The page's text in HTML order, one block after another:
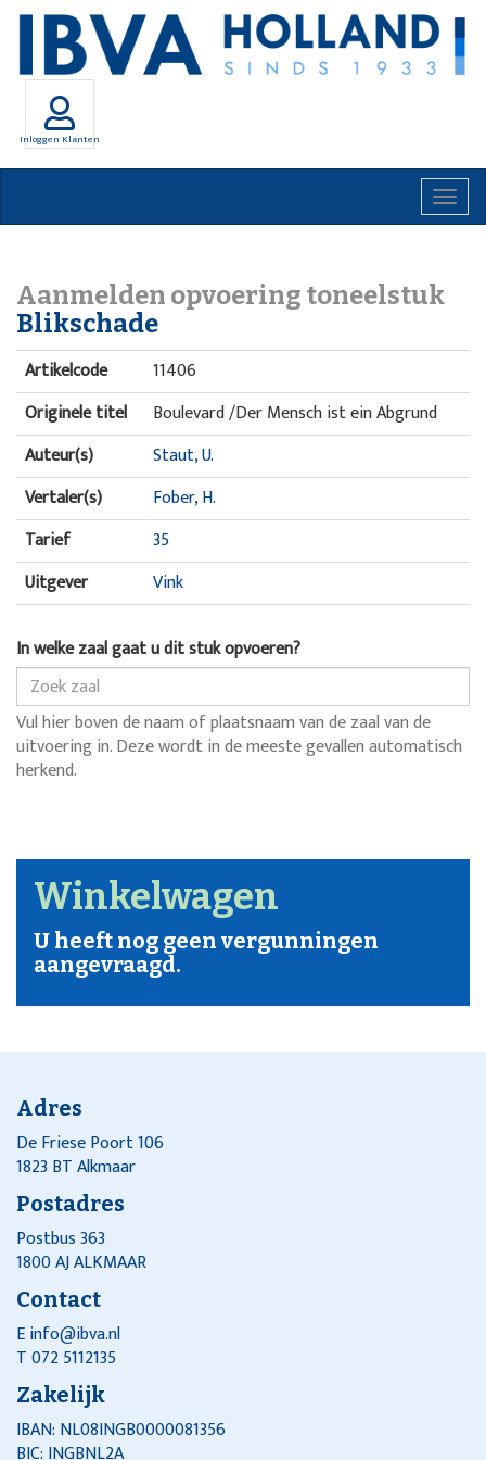
Inloggen Klanten
Aanmelden opvoering toneelstuk
Blikschade
Artikelcode
11406
Originele titel
Boulevard /Der Mensch ist ein Abgrund
Auteur(s)
Staut, U.
Vertaler(s)
Fober, H.
Tarief
35
Uitgever
Vink
In welke zaal gaat u dit stuk opvoeren?
Vul hier boven de naam of plaatsnaam van de zaal van de
uitvoering in. Deze wordt in de meeste gevallen automatisch
herkend.
Winkelwagen
U heeft nog geen vergunningen
aangevraagd.
Adres
De Friese Poort 106
1823 BT Alkmaar
Postadres
Postbus 363
1800 AJ ALKMAAR
Contact
Einfo@ibva.nl
T 072 5112135
Zakelijk
IBAN: NL08INGB0000081356